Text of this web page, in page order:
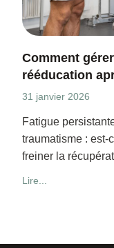
Comment
rééducation
31 janvier 2026
Fatigue
traumatisme : est-
freiner la
Lire...